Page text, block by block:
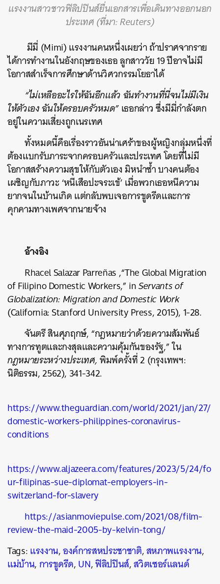
แรงงานสาวชาวฟิลิปปินส์ยื่นเอกสารเพื่อเดินทางออกนอก
ประเทศ (ที่มา: Reuters)
มีมี่ (Mimi) แรงงานคนหนึ่งเผยว่า ถ้าปราศจากราย
ได้การทำงานในอังกฤษของเธอ ลูกสาววัย 19 ปีอาจไม่มี
โอกาสสำเร็จการศึกษาด้านวิศวกรรมโยธาได้
“ไม่เหลืออะไรให้ฉันอีกแล้ว ฉันทำงานที่นี่จนไม่มีเงิน
ให้ตัวเอง ฉันให้ครอบครัวหมด”เธอกล่าว ซึ่งมีมี่กำลังตก
อยู่ในความเสี่ยงถูกเนรเทศ
ทั้งหมดนี้คือเรื่องราวอันน่าเศร้าของผู้หญิงกลุ่มหนึ่งที่
ต้องแบกรับภาระจากครอบครัวและประเทศ โดยที่ไม่มี
โอกาสสร้างความสุขให้กับตัวเอง มิหนำซ้ำ บางคนต้อง
เผชิญกับภาวะ ‘หนีเสือปะจระเข้’ เมื่อพวกเธอหนีความ
ยากจนในบ้านเกิด แต่กลับพบเจอการขูดรีดและการ
คุกคามทางเพศจากนายจ้าง
อ้างอิง
Rhacel SalazarParreñas,“The Global Migration
of Filipino Domestic Workers,” inServants of
Globalization: Migration and Domestic Work
(California: Stanford University Press, 2015), 1-28.
จันตรี สินศุภฤกษ์, “กฎหมายว่าด้วยความสัมพันธ์
ทางการทูตและกงสุลและความคุ้มกันของรัฐ,” ใน
กฎหมายระหว่างประเทศ,พิมพ์ครั้งที่ 2(กรุงเทพฯ:
นิติธรรม, 2562), 341-342.
https://www.theguardian.com/world/2021/jan/27/
domestic-workers-philippines-coronavirus-
conditions
https://www.aljazeera.com/features/2023/5/24/fo
ur-filipinas-sue-diplomat-employers-in-
switzerland-for-slavery
https://asianmoviepulse.com/2021/08/film-
review-the-maid-2005-by-kelvin-tong/
Tags:แรงงาน,องค์การสหประชาชาติ,สหภาพแรงงาน,
แม่บ้าน,การขูดรีด,UN,ฟิลิปปินส์,สวิตเซอร์แลนด์